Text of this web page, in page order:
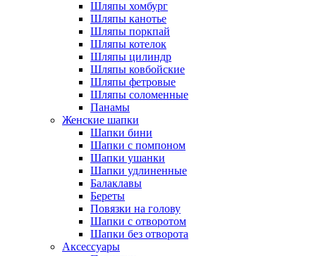
Шляпы хомбург
Шляпы канотье
Шляпы поркпай
Шляпы котелок
Шляпы цилиндр
Шляпы ковбойские
Шляпы фетровые
Шляпы соломенные
Панамы
Женские шапки
Шапки бини
Шапки с помпоном
Шапки ушанки
Шапки удлиненные
Балаклавы
Береты
Повязки на голову
Шапки с отворотом
Шапки без отворота
Аксессуары